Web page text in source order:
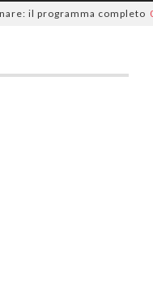
il programma completo